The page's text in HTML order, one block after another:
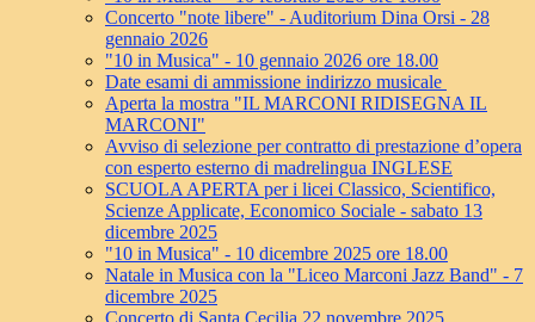
Concerto "note libere" - Auditorium Dina Orsi - 28
gennaio 2026
"10 in Musica" - 10 gennaio 2026 ore 18.00
Date esami di ammissione indirizzo musicale
Aperta la mostra "IL MARCONI RIDISEGNA IL
MARCONI"
Avviso di selezione per contratto di prestazione d’opera
con esperto esterno di madrelingua INGLESE
SCUOLA APERTA per i licei Classico, Scientifico,
Scienze Applicate, Economico Sociale - sabato 13
dicembre 2025
"10 in Musica" - 10 dicembre 2025 ore 18.00
Natale in Musica con la "Liceo Marconi Jazz Band" - 7
dicembre 2025